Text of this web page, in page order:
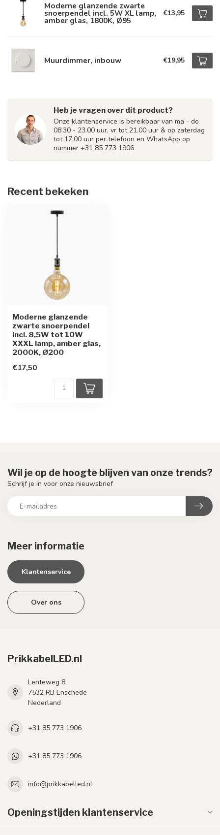
Moderne glanzende zwarte
snoerpendel incl. 5W XL lamp,
amber glas, 1800K, Ø95
€13,95
Muurdimmer, inbouw €19,95
Heb je vragen over dit product?
Onze klantenservice is bereikbaar van ma - do
08.30 - 23.00 uur, vr tot 21.00 uur & op zaterdag
tot 17.00 uur per telefoon en WhatsApp op
nummer +31 85 773 1906
Recent bekeken
Moderne glanzende
zwarte snoerpendel
incl. 8,5W tot 10W
XXXL lamp, amber glas,
2000K, Ø200
€17,50
Meer informatie
Klantenservice
Over ons
Wil je op de hoogte blijven van onze trends?
Schrijf je in voor onze nieuwsbrief
PrikkabelLED.nl
Lenteweg 8
7532 RB Enschede
Nederland
+31 85 773 1906
+31 85 773 1906
info@prikkabelled.nl
Openingstijden klantenservice